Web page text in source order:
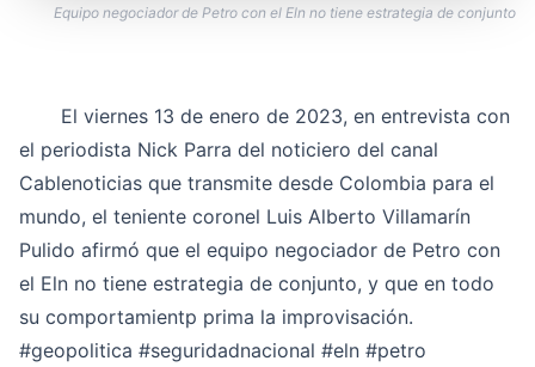
Equipo negociador de Petro con el Eln no tiene estrategia de conjunto
El viernes 13 de enero de 2023, en entrevista con
el periodista Nick Parra del noticiero del canal
Cablenoticias que transmite desde Colombia para el
mundo, el teniente coronel Luis Alberto Villamarín
Pulido afirmó que el equipo negociador de Petro con
el Eln no tiene estrategia de conjunto, y que en todo
su comportamientp prima la improvisación.
#geopolitica #seguridadnacional #eln #petro